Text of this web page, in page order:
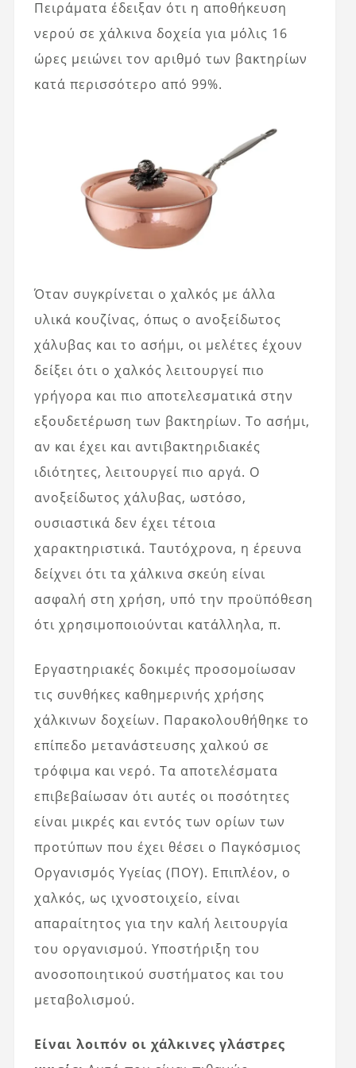
Πειράματα έδειξαν ότι η αποθήκευση
νερού σε χάλκινα δοχεία για μόλις 16
ώρες μειώνει τον αριθμό των βακτηρίων
κατά περισσότερο από 99%.
Όταν συγκρίνεται ο χαλκός με άλλα
υλικά κουζίνας, όπως ο ανοξείδωτος
χάλυβας και το ασήμι, οι μελέτες έχουν
δείξει ότι ο χαλκός λειτουργεί πιο
γρήγορα και πιο αποτελεσματικά στην
εξουδετέρωση των βακτηρίων. Το ασήμι,
αν και έχει και αντιβακτηριδιακές
ιδιότητες, λειτουργεί πιο αργά. Ο
ανοξείδωτος χάλυβας, ωστόσο,
ουσιαστικά δεν έχει τέτοια
χαρακτηριστικά. Ταυτόχρονα, η έρευνα
δείχνει ότι τα χάλκινα σκεύη είναι
ασφαλή στη χρήση, υπό την προϋπόθεση
ότι χρησιμοποιούνται κατάλληλα, π.
Εργαστηριακές δοκιμές προσομοίωσαν
τις συνθήκες καθημερινής χρήσης
χάλκινων δοχείων. Παρακολουθήθηκε το
επίπεδο μετανάστευσης χαλκού σε
τρόφιμα και νερό. Τα αποτελέσματα
επιβεβαίωσαν ότι αυτές οι ποσότητες
είναι μικρές και εντός των ορίων των
προτύπων που έχει θέσει ο Παγκόσμιος
Οργανισμός Υγείας (ΠΟΥ). Επιπλέον, ο
χαλκός, ως ιχνοστοιχείο, είναι
απαραίτητος για την καλή λειτουργία
του οργανισμού. Υποστήριξη του
ανοσοποιητικού συστήματος και του
μεταβολισμού.
Είναι λοιπόν οι χάλκινες γλάστρες